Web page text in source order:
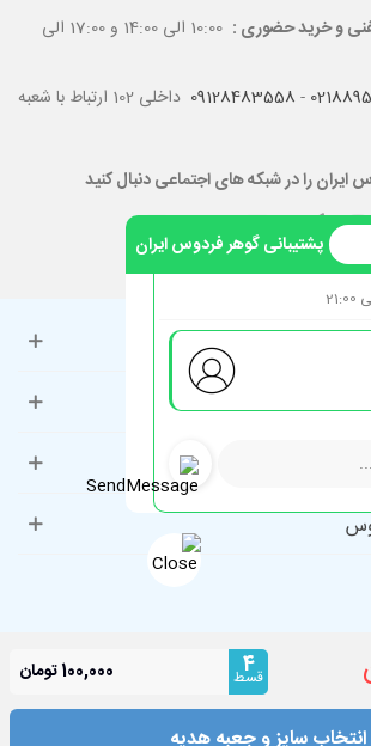
4
قسط 100,000 تومان
انتخاب سایز و جعبه هدیه
و خرید حضوری :
10:00 الی 14:00 و 17:00 الی
-
09128483558
داخلی 102 ارتباط با شعبه
ایران را در شبکه های اجتماعی دنبال کنید
پشتیبانی گوهر فردوس ایران